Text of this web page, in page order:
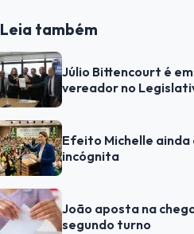
Leia também
Júlio Bittencourt é
vereador no
Efeito Michelle ainda
incógnita
João aposta na
segundo turno